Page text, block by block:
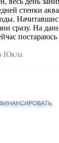
стенки
сразу. На
постараюсь
Юкла